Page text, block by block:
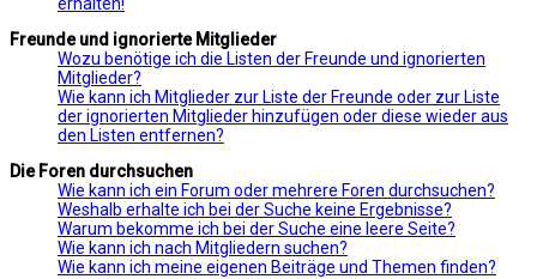
erhalten!
Freunde und ignorierte Mitglieder
Wozu benötige ich die Listen der Freunde und ignorierten
Mitglieder?
Wie kann ich Mitglieder zur Liste der Freunde oder zur Liste
der ignorierten Mitglieder hinzufügen oder diese wieder aus
den Listen entfernen?
Die Foren durchsuchen
Wie kann ich ein Forum oder mehrere Foren durchsuchen?
Weshalb erhalte ich bei der Suche keine Ergebnisse?
Warum bekomme ich bei der Suche eine leere Seite?
Wie kann ich nach Mitgliedern suchen?
Wie kann ich meine eigenen Beiträge und Themen finden?